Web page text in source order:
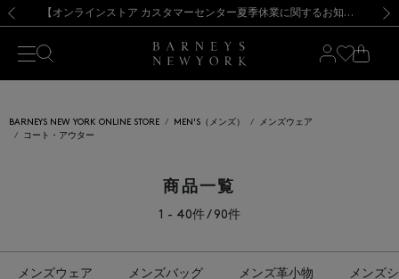
新規登録のお客様も対象！＜MY BARNEYS＞会員のお客様は11,000円（税込）以上のお買上げで常時送料無料！お買い物の際は会員登録を！
【夏季休業に伴う出荷一時停止のお知らせ】(2026.8.7) 【オンラインストア カスタマーセンター夏季休業に関するお知らせ】（2026.8.7）
【夏季休業に伴う返品・交換承り一時停止のお知らせ】（2026.8.5）
熊本県を中心とした地震の影響によるお荷物のお届けについて
【開催中】SUMMER SALEのご案内・ご注意事項 新規登録のお客様も対象！＜MY BARNEYS＞会員のお客様は11,000円（税込）以上のお買上げで常時送料無料！お買い物の際は会員登録を！
【夏季休業に伴う出荷一時停止のお知らせ】(2026.8.7)
BARNEYS NEW YORK ONLINE STORE MEN'S（メンズ）
メンズウェア
コート・アウター
商品一覧
1 - 40件 / 90件
メンズウェア メンズバッグ メンズ革小物 メンズ